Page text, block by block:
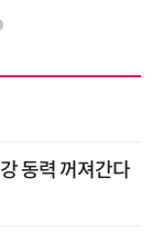
동력 꺼져간다